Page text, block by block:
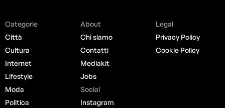
Categorie
Città
Cultura
Internet
Lifestyle
Moda
Politica
About
Chi siamo
Contatti
Mediakit
Jobs
Social
Instagram
Legal
Privacy Policy
Cookie Policy